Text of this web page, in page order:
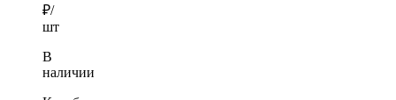
₽/
шт
В
наличии